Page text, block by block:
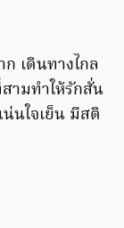
เดินทางไกล
ามทำให้รักสั่น
นใจเย็น มีสติ